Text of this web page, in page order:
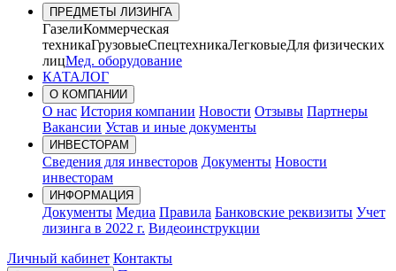
ПРЕДМЕТЫ ЛИЗИНГА
ГазелиКоммерческая
техникаГрузовыеСпецтехникаЛегковыеДля физических
лицМед. оборудование
КАТАЛОГ
О КОМПАНИИ
О нас История компании Новости Отзывы Партнеры
Вакансии Устав и иные документы
ИНВЕСТОРАМ
Сведения для инвесторов Документы Новости
инвесторам
ИНФОРМАЦИЯ
Документы Медиа Правила Банковские реквизиты Учет
лизинга в 2022 г. Видеоинструкции
Личный кабинет Контакты